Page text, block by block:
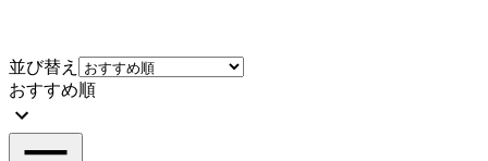
並び替え
おすすめ順